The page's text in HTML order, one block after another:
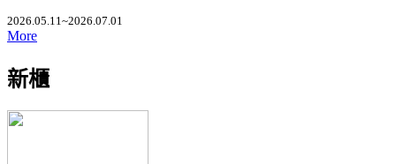
2026.05.11~2026.07.01
More
新櫃